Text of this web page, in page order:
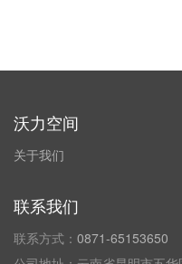
沃力空间
关于我们
联系我们
联系方式： 0871-65153650